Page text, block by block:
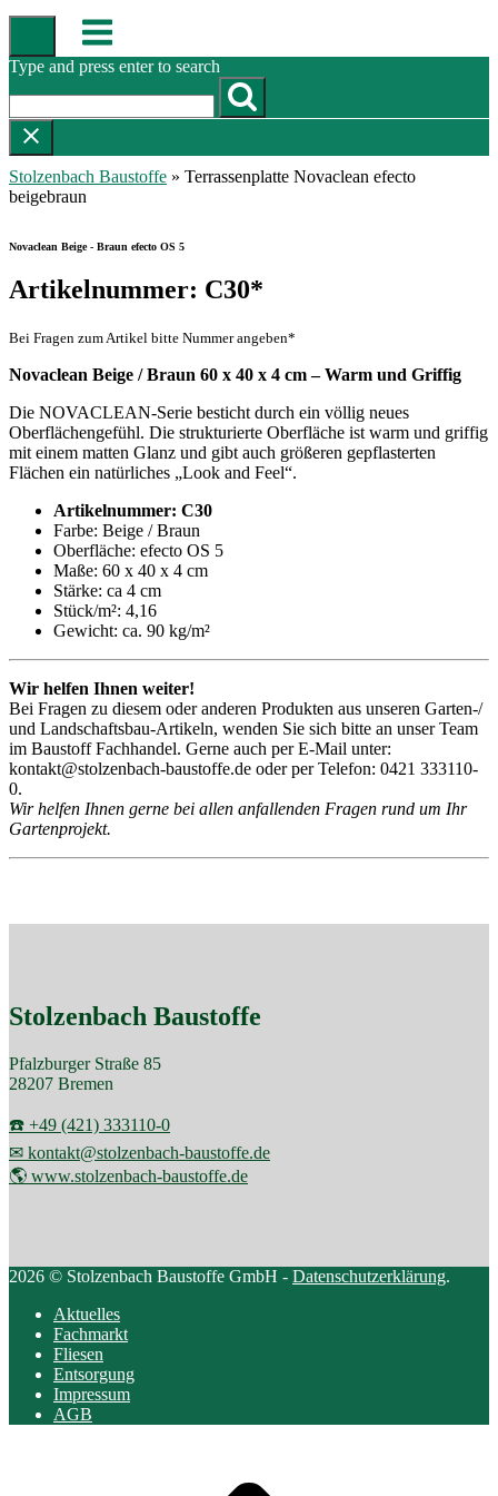
Skip
content
Menu
Type and press enter to search
Stolzenbach Baustoffe » Terrassenplatte Novaclean efecto
beigebraun
Novaclean Beige - Braun efecto OS 5
Artikelnummer: C30*
Bei Fragen zum Artikel bitte Nummer angeben*
Novaclean Beige / Braun 60 x 40 x 4 cm – Warm und Griffig
Die NOVACLEAN-Serie besticht durch ein völlig neues
Oberflächengefühl. Die strukturierte Oberfläche ist warm und griffig
mit einem matten Glanz und gibt auch größeren gepflasterten
Flächen ein natürliches „Look and Feel“.
Artikelnummer: C30
Farbe: Beige / Braun
Oberfläche: efecto OS 5
Maße: 60 x 40 x 4 cm
Stärke: ca 4 cm
Stück/m²: 4,16
Gewicht: ca. 90 kg/m²
Wir helfen Ihnen weiter!
Bei Fragen zu diesem oder anderen Produkten aus unseren Garten-/
und Landschaftsbau-Artikeln, wenden Sie sich bitte an unser Team
im Baustoff Fachhandel. Gerne auch per E-Mail unter:
kontakt@stolzenbach-baustoffe.de oder per Telefon: 0421 333110-
0.
Wir helfen Ihnen gerne bei allen anfallenden Fragen rund um Ihr
Gartenprojekt.
Stolzenbach Baustoffe
Pfalzburger Straße 85
28207 Bremen
☎️ +49 (421) 333110-0
✉ kontakt@stolzenbach-baustoffe.de
🌎 www.stolzenbach-baustoffe.de
2026 © Stolzenbach Baustoffe GmbH - Datenschutzerklärung.
Aktuelles
Fachmarkt
Fliesen
Entsorgung
Impressum
AGB